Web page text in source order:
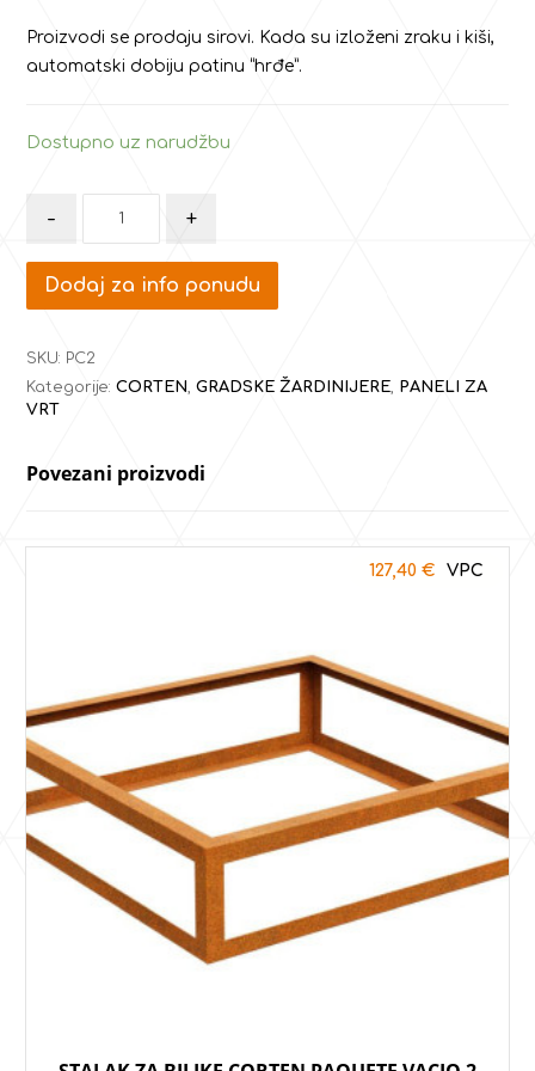
Proizvodi se prodaju sirovi. Kada su izloženi zraku i kiši,
automatski dobiju patinu “hrđe”.
Dostupno uz narudžbu
- +
Dodaj za info ponudu
SKU: PC2
Kategorije:CORTEN ,GRADSKE ŽARDINIJERE
PANELI ZA
VRT
Povezani proizvodi
127,40 €